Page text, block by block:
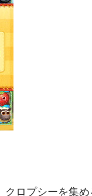
クロプシーを集め